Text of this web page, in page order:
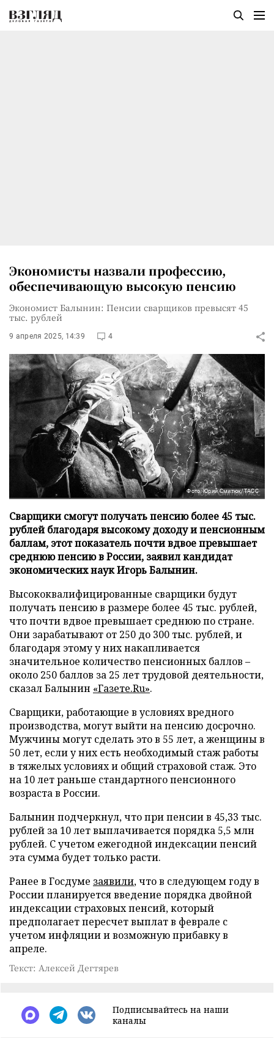
Экономисты назвали профессию,
обеспечивающую высокую пенсию
Экономист Балынин: Пенсии сварщиков превысят 45
тыс. рублей
9 апреля 2025, 14:39 4
Фото: Юрий Смитюк/ТАСС
Сварщики смогут получать пенсию более 45 тыс.
рублей благодаря высокому доходу и пенсионным
баллам, этот показатель почти вдвое превышает
среднюю пенсию в России, заявил кандидат
экономических наук Игорь Балынин.
Высококвалифицированные сварщики будут
получать пенсию в размере более 45 тыс. рублей,
что почти вдвое превышает среднюю по стране.
Они зарабатывают от 250 до 300 тыс. рублей, и
благодаря этому у них накапливается
значительное количество пенсионных баллов –
около 250 баллов за 25 лет трудовой деятельности,
сказал Балынин «Газете.Ru».
Сварщики, работающие в условиях вредного
производства, могут выйти на пенсию досрочно.
Мужчины могут сделать это в 55 лет, а женщины в
50 лет, если у них есть необходимый стаж работы
в тяжелых условиях и общий страховой стаж. Это
на 10 лет раньше стандартного пенсионного
возраста в России.
Балынин подчеркнул, что при пенсии в 45,33 тыс.
рублей за 10 лет выплачивается порядка 5,5 млн
рублей. С учетом ежегодной индексации пенсий
эта сумма будет только расти.
Ранее в Госдуме заявили, что в следующем году в
России планируется введение порядка двойной
индексации страховых пенсий, который
предполагает пересчет выплат в феврале с
учетом инфляции и возможную прибавку в
апреле.
Текст: Алексей Дегтярев
Подписывайтесь на наши
каналы